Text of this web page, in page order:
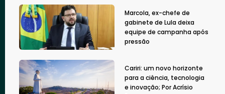
Marcola, ex-chefe de
gabinete de Lula deixa
equipe de campanha após
pressão
Cariri: um novo horizonte
para a ciência, tecnologia
e inovação; Por Acrísio